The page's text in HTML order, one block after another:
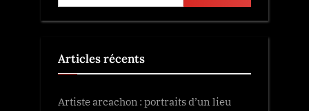
Articles récents
Artiste arcachon : portraits d’un lieu